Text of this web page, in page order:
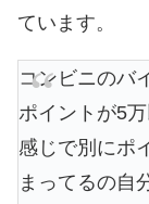
ています。
コンビニのバ
ポイントが5
感じで別にポ
まってるの自